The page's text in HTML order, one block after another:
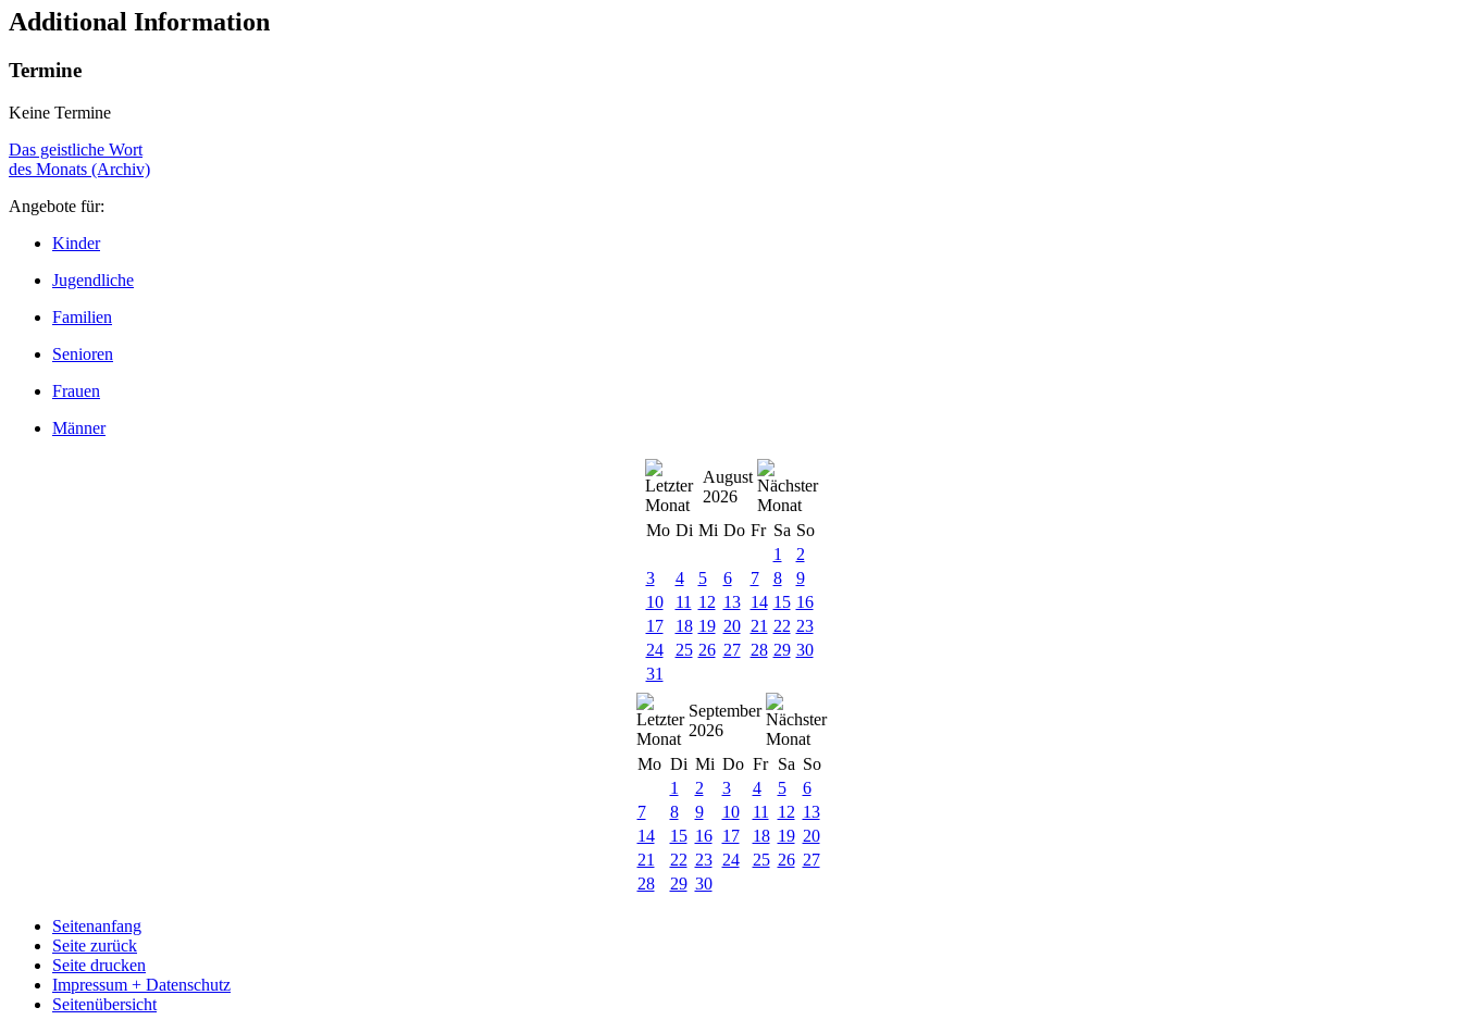
Additional Information
Termine
Keine Termine
Das geistliche Wort
des Monats (Archiv)
Angebote für:
Kinder
Jugendliche
Familien
Senioren
Frauen
Männer
August
2026
Mo Di Mi Do Fr Sa So
1
2
3
4 5 6 7 8
9
10
11 12 13 14 15 16
17
18 19 20 21 22 23
24
25 26 27 28 29 30
31
September
2026
Mo Di Mi Do Fr Sa So
1
2 3 4 5
6
7
8 9 10 11 12 13
14
15 16 17 18 19 20
21
22 23 24 25 26 27
28
29 30
Seitenanfang
Seite zurück
Seite drucken
Impressum + Datenschutz
Seitenübersicht